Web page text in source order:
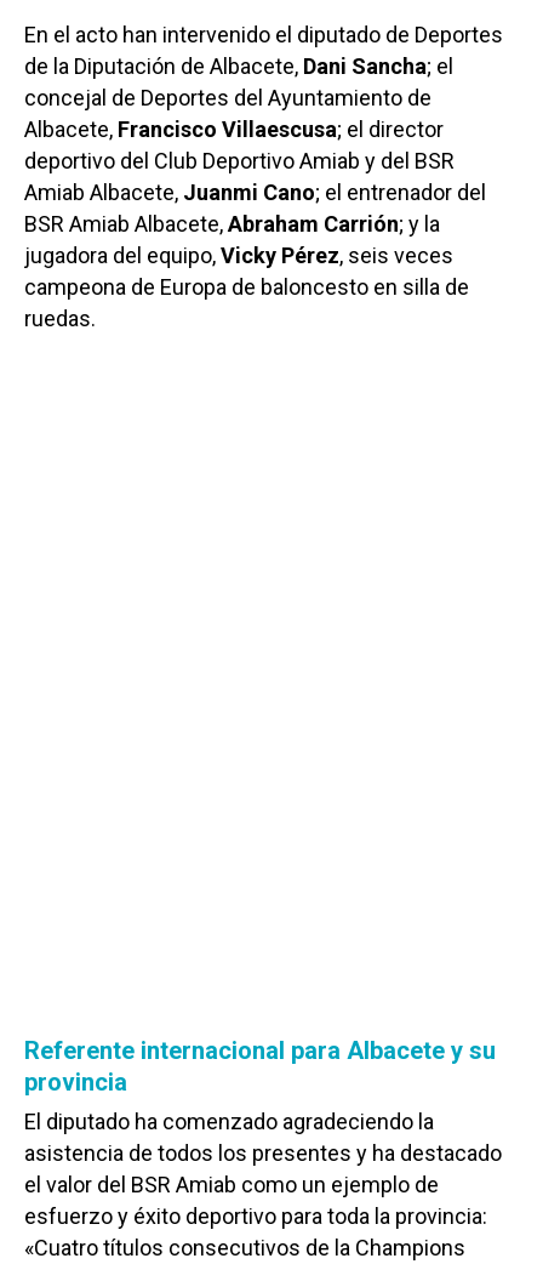
En el acto han intervenido el diputado de Deportes
de la Diputación de Albacete, Dani Sancha; el
concejal de Deportes del Ayuntamiento de
Albacete, Francisco Villaescusa; el director
deportivo del Club Deportivo Amiab y del BSR
Amiab Albacete, Juanmi Cano; el entrenador del
BSR Amiab Albacete,Abraham Carrión; y la
jugadora del equipo,Vicky Pérez, seis veces
campeona de Europa de baloncesto en silla de
ruedas.
Referente internacional para Albacete y su
provincia
El diputado ha comenzado agradeciendo la
asistencia de todos los presentes y ha destacado
el valor del BSR Amiab como un ejemplo de
esfuerzo y éxito deportivo para toda la provincia:
«Cuatro títulos consecutivos de la Champions